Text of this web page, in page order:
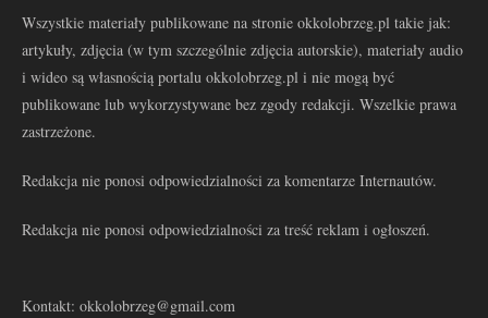
Wszystkie materiały publikowane na stronie okkolobrzeg.pl takie jak:
artykuły, zdjęcia (w tym szczególnie zdjęcia autorskie), materiały audio
i wideo są własnością portalu okkolobrzeg.pl i nie mogą być
publikowane lub wykorzystywane bez zgody redakcji. Wszelkie prawa
zastrzeżone.
Redakcja nie ponosi odpowiedzialności za komentarze Internautów.
Redakcja nie ponosi odpowiedzialności za treść reklam i ogłoszeń.
Kontakt: okkolobrzeg@gmail.com